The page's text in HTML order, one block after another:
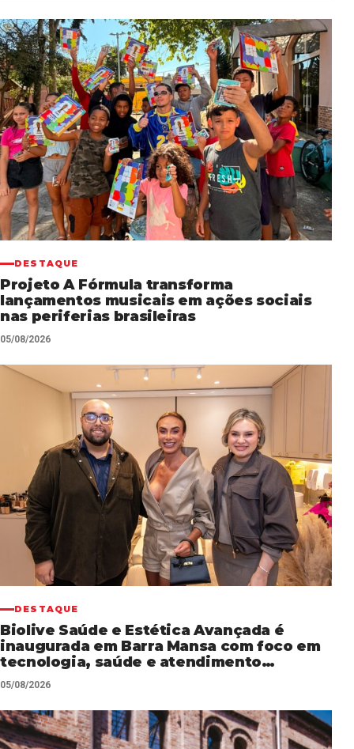
DESTAQUE
Projeto A Fórmula transforma
lançamentos musicais em ações sociais
nas periferias brasileiras
05/08/2026
DESTAQUE
Biolive Saúde e Estética Avançada é
inaugurada em Barra Mansa com foco em
tecnologia, saúde e atendimento
personalizado
05/08/2026